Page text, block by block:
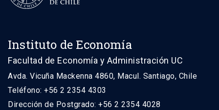
Instituto de Economía
Facultad de Economía y Administración UC
Avda. Vicuña Mackenna 4860, Macul. Santiago, Chile
Teléfono: +56 2 2354 4303
Dirección de Postgrado: +56 2 2354 4028